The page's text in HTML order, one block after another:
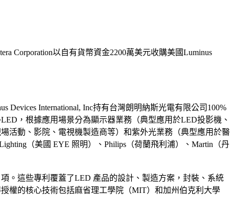
Corporation以自有貨幣資金2200萬美元收購美國Luminus
Devices International, Inc持有台灣朗明納斯光電有限公司100%
，根據應用場景分為顯示器業務（典型應用於LED投影機、
活動、影院、電視機製造商等）和紫外光業務（典型應用於醫
（美國 EYE 照明）、Philips（荷蘭飛利浦）、Martin（丹
。這些專利覆蓋了LED 產品的設計、製造方案，封裝、系統
權的核心技術包括麻省理工學院（MIT）和加州伯克利大學